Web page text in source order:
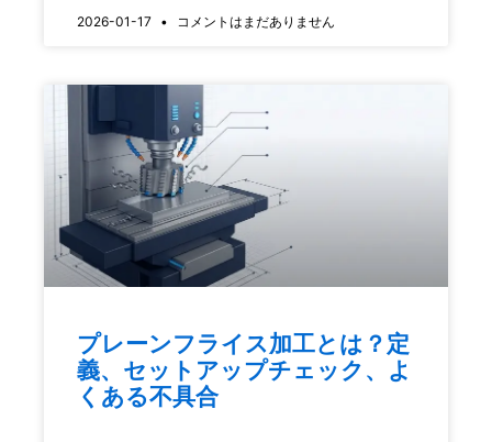
2026-01-17 コメントはまだありません
プレーンフライス加工とは？定
義、セットアップチェック、よ
くある不具合